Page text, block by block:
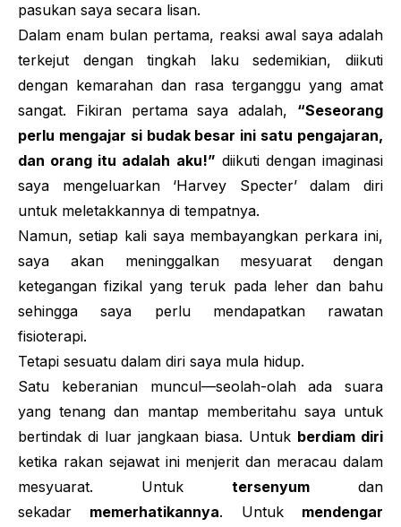
pasukan saya secara lisan.
Dalam enam bulan pertama, reaksi awal saya adalah
terkejut dengan tingkah laku sedemikian, diikuti
dengan kemarahan dan rasa terganggu yang amat
sangat. Fikiran pertama saya adalah, “Seseorang
perlu mengajar si budak besar ini satu pengajaran,
dan orang itu adalah aku!” diikuti dengan imaginasi
saya mengeluarkan ‘Harvey Specter’ dalam diri
untuk meletakkannya di tempatnya.
Namun, setiap kali saya membayangkan perkara ini,
saya akan meninggalkan mesyuarat dengan
ketegangan fizikal yang teruk pada leher dan bahu
sehingga saya perlu mendapatkan rawatan
fisioterapi.
Tetapi sesuatu dalam diri saya mula hidup.
Satu keberanian muncul—seolah-olah ada suara
yang tenang dan mantap memberitahu saya untuk
bertindak di luar jangkaan biasa. Untuk berdiam diri
ketika rakan sejawat ini menjerit dan meracau dalam
mesyuarat. Untuk tersenyum dan
sekadar memerhatikannya. Untuk mendengar